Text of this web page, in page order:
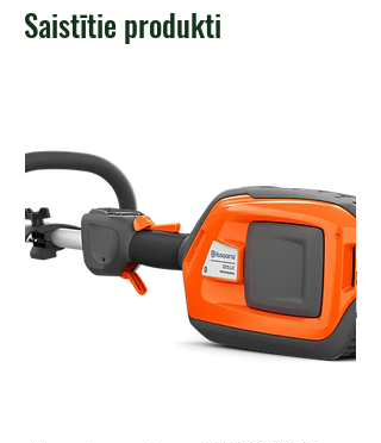
Saistītie produkti